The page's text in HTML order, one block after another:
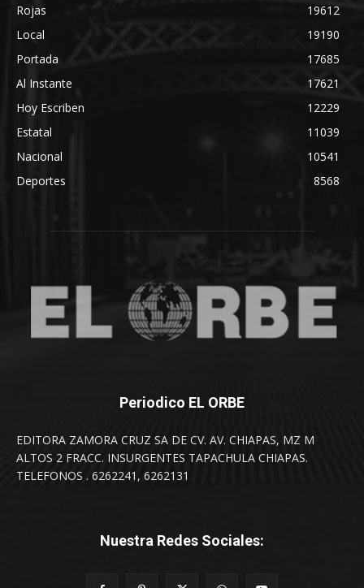
Rojas
19612
Local
19190
Portada
17685
Al Instante
17621
Hoy Escriben
12229
Estatal
11039
Nacional
10541
Deportes
8568
Periodico EL ORBE
EDITORA ZAMORA CRUZ SA DE CV. AV. CHIAPAS, MZ M
ALTOS 2 FRACC. INSURGENTES TAPACHULA CHIAPAS.
TELEFONOS . 6262241, 6262131
Nuestra Redes Sociales: